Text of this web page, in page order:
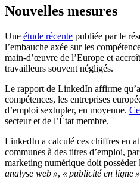
Nouvelles mesures
Une étude récente publiée par le
l’embauche axée sur les
main-d’œuvre de l’Europe et
travailleurs souvent négligés.
Le rapport de LinkedIn affirme
compétences, les entreprises
d’emploi sextupler, en moyenne.
secteur et de l’État membre.
LinkedIn a calculé ces chiffres en
communes à des titres d’emploi,
marketing numérique doit posséder
analyse web », « publicité en ligne »